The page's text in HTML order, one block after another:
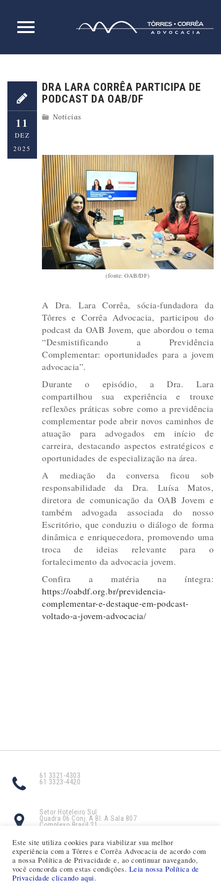
content
11
DEZ
2025
DRA LARA CORRÊA PARTICIPA DE
PODCAST DA OAB/DF
Notícias
(fonte: OAB/DF)
A Dra. Lara Corrêa, sócia-fundadora da
Tôrres e Corrêa Advocacia, participou do
podcast da OAB Jovem, que abordou o tema
“Desmistificando a Previdência
Complementar: oportunidades para a jovem
advocacia”.
Durante o episódio, a Dra. Lara
compartilhou sua experiência e trouxe
reflexões práticas sobre como a previdência
complementar pode abrir novos caminhos de
atuação para advogados em início de
carreira, destacando aspectos estratégicos e
oportunidades de especialização na área.
A mediação da conversa ficou sob
responsabilidade da Dra. Luísa Matos,
diretora de comunicação da OAB Jovem e
também advogada associada do nosso
Escritório, que conduziu o diálogo de forma
dinâmica e enriquecedora, promovendo uma
troca de ideias relevante para o
fortalecimento da advocacia jovem.
Confira a matéria na íntegra:
https://oabdf.org.br/previdencia-
complementar-e-destaque-em-podcast-
voltado-a-jovem-advocacia/
61 3321-4303
61 3323-4420
Setor Hoteleiro Sul
Quadra 06 Conj. A Bl. A Sala 807
Complexo Brasil 21
contato@tco.adv.br
Este site utiliza cookies para viabilizar sua melhor
experiência com a Tôrres e Corrêa Advocacia de acordo com
a nossa Política de Privacidade e, ao continuar navegando,
você concorda com estas condições. Leia nossa Política de
Privacidade clicando aqui.